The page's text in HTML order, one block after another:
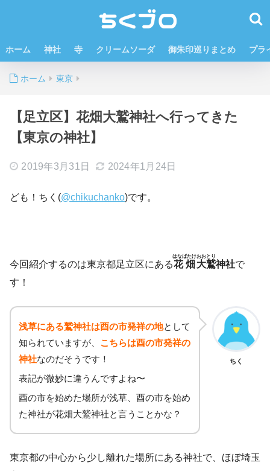
ホーム 神社 寺 クリームソーダ 御朱印巡りまとめ プラ
ホーム 東京
【足立区】花畑大鷲神社へ行ってきた
【東京の神社】
2019年3月31日 2024年1月24日
ども！ちく(@chikuchanko)です。
今回紹介するのは東京都足立区にある花畑
はなばたけ
大鷲
おおとり
神社で
す！
浅草にある鷲神社は酉の市発祥の地として
知られていますが、 こちらは酉の市発祥の
神社なのだそうです！
表記が微妙に違うんですよね〜
酉の市を始めた場所が浅草、酉の市を始め
た神社が花畑大鷲神社と言うことかな？
ちく
東京都の中心から少し離れた場所にある神社で、ほぼ埼玉